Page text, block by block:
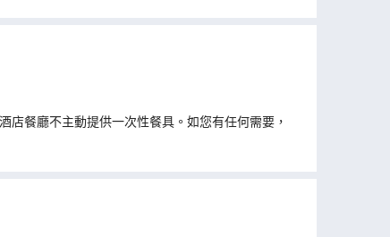
餐廳不主動提供一次性餐具。如您有任何需要，